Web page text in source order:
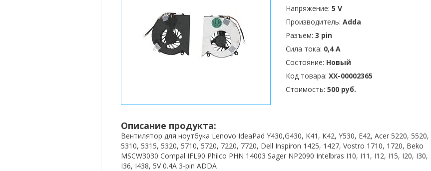
Напряжение: 5 V
Производитель: Adda
Разъем: 3 pin
Сила тока: 0,4 А
Состояние: Новый
Код товара: XX-00002365
Стоимость: 500 руб.
Описание продукта:
Вентилятор для ноутбука Lenovo IdeaPad Y430,G430, K41, K42, Y530, E42, Acer 5220, 5520,
5310, 5315, 5320, 5710, 5720, 7220, 7720, Dell Inspiron 1425, 1427, Vostro 1710, 1720, Beko
MSCW3030 Compal IFL90 Philco PHN 14003 Sager NP2090 Intelbras I10, I11, I12, I15, I20, I30,
I36, I438, 5V 0.4A 3-pin ADDA